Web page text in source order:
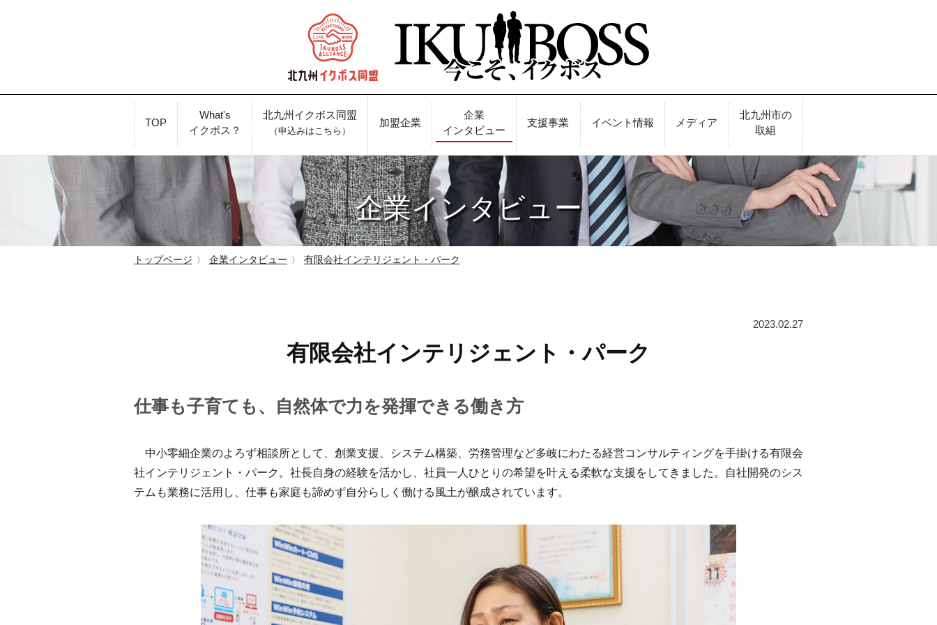
TOP
What's
イクボス？
北九州イクボス同盟
（申込みはこちら）
加盟企業
企業
インタビュー
支援事業 イベント情報 メディア
北九州市の
取組
企業インタビュー
トップページ 企業インタビュー 有限会社インテリジェント・パーク
2023.02.27
有限会社インテリジェント・パーク
仕事も子育ても、自然体で力を発揮できる働き方
中小零細企業のよろず相談所として、創業支援、システム構築、労務管理など多岐にわたる経営コンサルティングを手掛ける有限会
社インテリジェント・パーク。社長自身の経験を活かし、社員一人ひとりの希望を叶える柔軟な支援をしてきました。自社開発のシス
テムも業務に活用し、仕事も家庭も諦めず自分らしく働ける風土が醸成されています。